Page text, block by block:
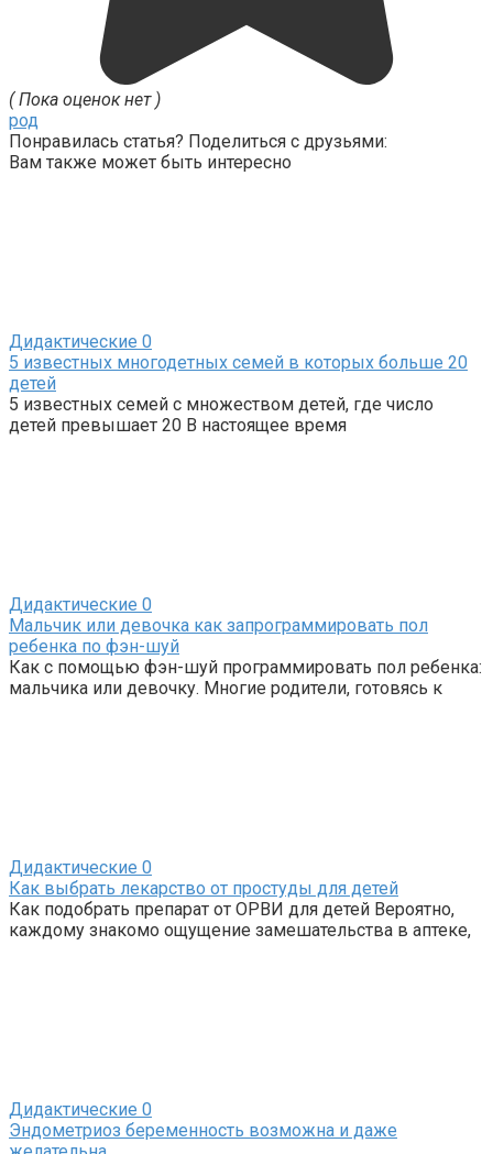
( Пока оценок нет )
род
Понравилась статья? Поделиться с друзьями:
Вам также может быть интересно
Дидактические 0
5 известных многодетных семей в которых больше 20
детей
5 известных семей с множеством детей, где число
детей превышает 20 В настоящее время
Дидактические 0
Мальчик или девочка как запрограммировать пол
ребенка по фэн-шуй
Как с помощью фэн-шуй программировать пол ребенка:
мальчика или девочку. Многие родители, готовясь к
Дидактические 0
Как выбрать лекарство от простуды для детей
Как подобрать препарат от ОРВИ для детей Вероятно,
каждому знакомо ощущение замешательства в аптеке,
Дидактические 0
Эндометриоз беременность возможна и даже